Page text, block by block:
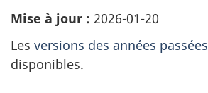
Mise à jour : 2026-01-20
Les versions des années passées
disponibles.